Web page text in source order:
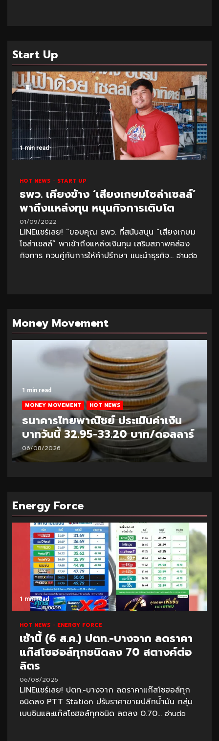
Start Up
1 min read
HOT NEWS START UP
ธพว. เคียงข้าง ‘เสียงเกษมโซล่าเซลล์’
พาถึงแหล่งทุน หนุนกิจการเติบโต
01/09/2022
LINEแชร์เลย! “ขอบคุณ ธพว. ที่สนับสนุน “เสียงเกษม
โซล่าเซลล์” พาเข้าถึงแหล่งเงินทุน เสริมสภาพคล่อง
กิจการ ควบคู่กับการให้คำปรึกษา แนะนำธุรกิจ... อ่านต่อ
Money Movement
1 min read
MONEY MOVEMENT HOT NEWS
ธนาคารไทยพาณิชย์ ประเมินค่าเงิน
บาทวันนี้ 32.95-33.20 บาท/ดอลลาร์
06/08/2026
Energy Force
1 min read
HOT NEWS ENERGY FORCE
เช้านี้ (6 ส.ค.) ปตท.-บางจาก ลดราคา
แก๊สโซฮอล์ทุกชนิดลง 70 สตางค์ต่อ
ลิตร
06/08/2026
LINEแชร์เลย! ปตท.-บางจาก ลดราคาแก๊สโซฮอล์ทุก
ชนิดลง PTT Station ปรับราคาขายปลีกน้ำมัน กลุ่ม
เบนซินและแก๊สโซฮอล์ทุกชนิด ลดลง 0.70... อ่านต่อ